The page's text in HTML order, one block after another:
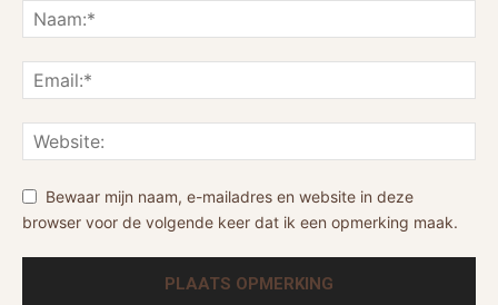
Bewaar mijn naam, e-mailadres en website in deze
browser voor de volgende keer dat ik een opmerking maak.